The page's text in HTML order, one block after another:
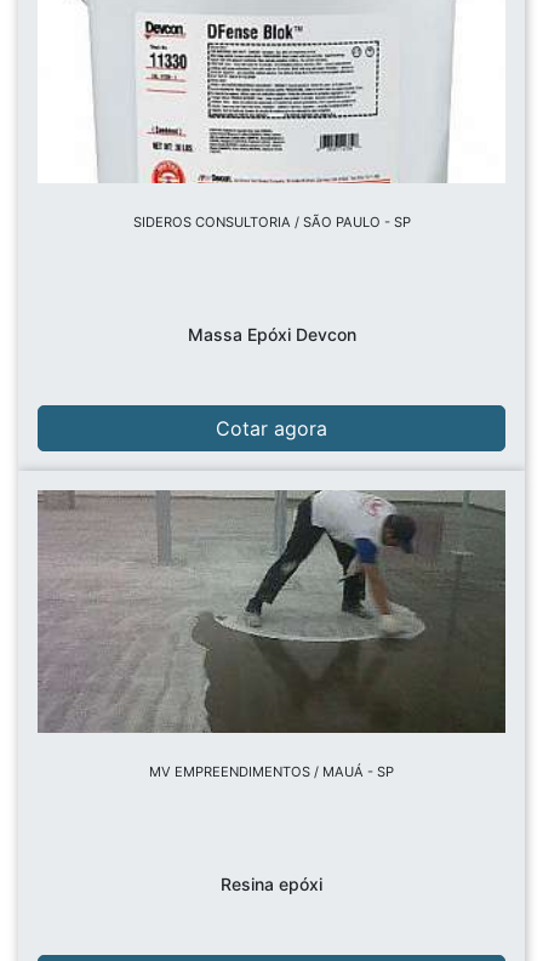
SIDEROS CONSULTORIA / SÃO PAULO - SP
Massa Epóxi Devcon
Cotar agora
MV EMPREENDIMENTOS / MAUÁ - SP
Resina epóxi